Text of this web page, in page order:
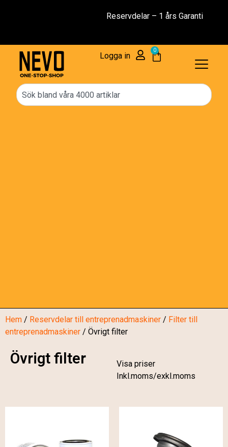
Reservdelar – 1 års Garanti
Logga in
0
Hem / Reservdelar till entreprenadmaskiner / Filter till
entreprenadmaskiner / Övrigt filter
Övrigt filter
Visa priser
Inkl.moms/exkl.moms